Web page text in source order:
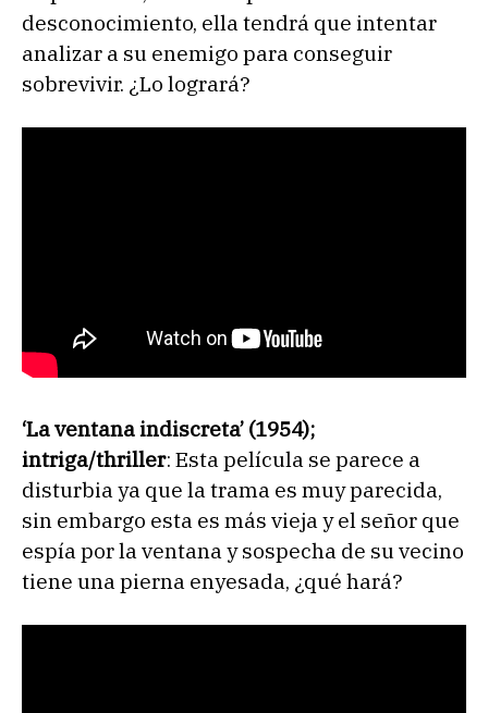
desconocimiento, ella tendrá que intentar
analizar a su enemigo para conseguir
sobrevivir. ¿Lo logrará?
‘La ventana indiscreta’ (1954);
intriga/thriller: Esta película se parece a
disturbia ya que la trama es muy parecida,
sin embargo esta es más vieja y el señor que
espía por la ventana y sospecha de su vecino
tiene una pierna enyesada, ¿qué hará?